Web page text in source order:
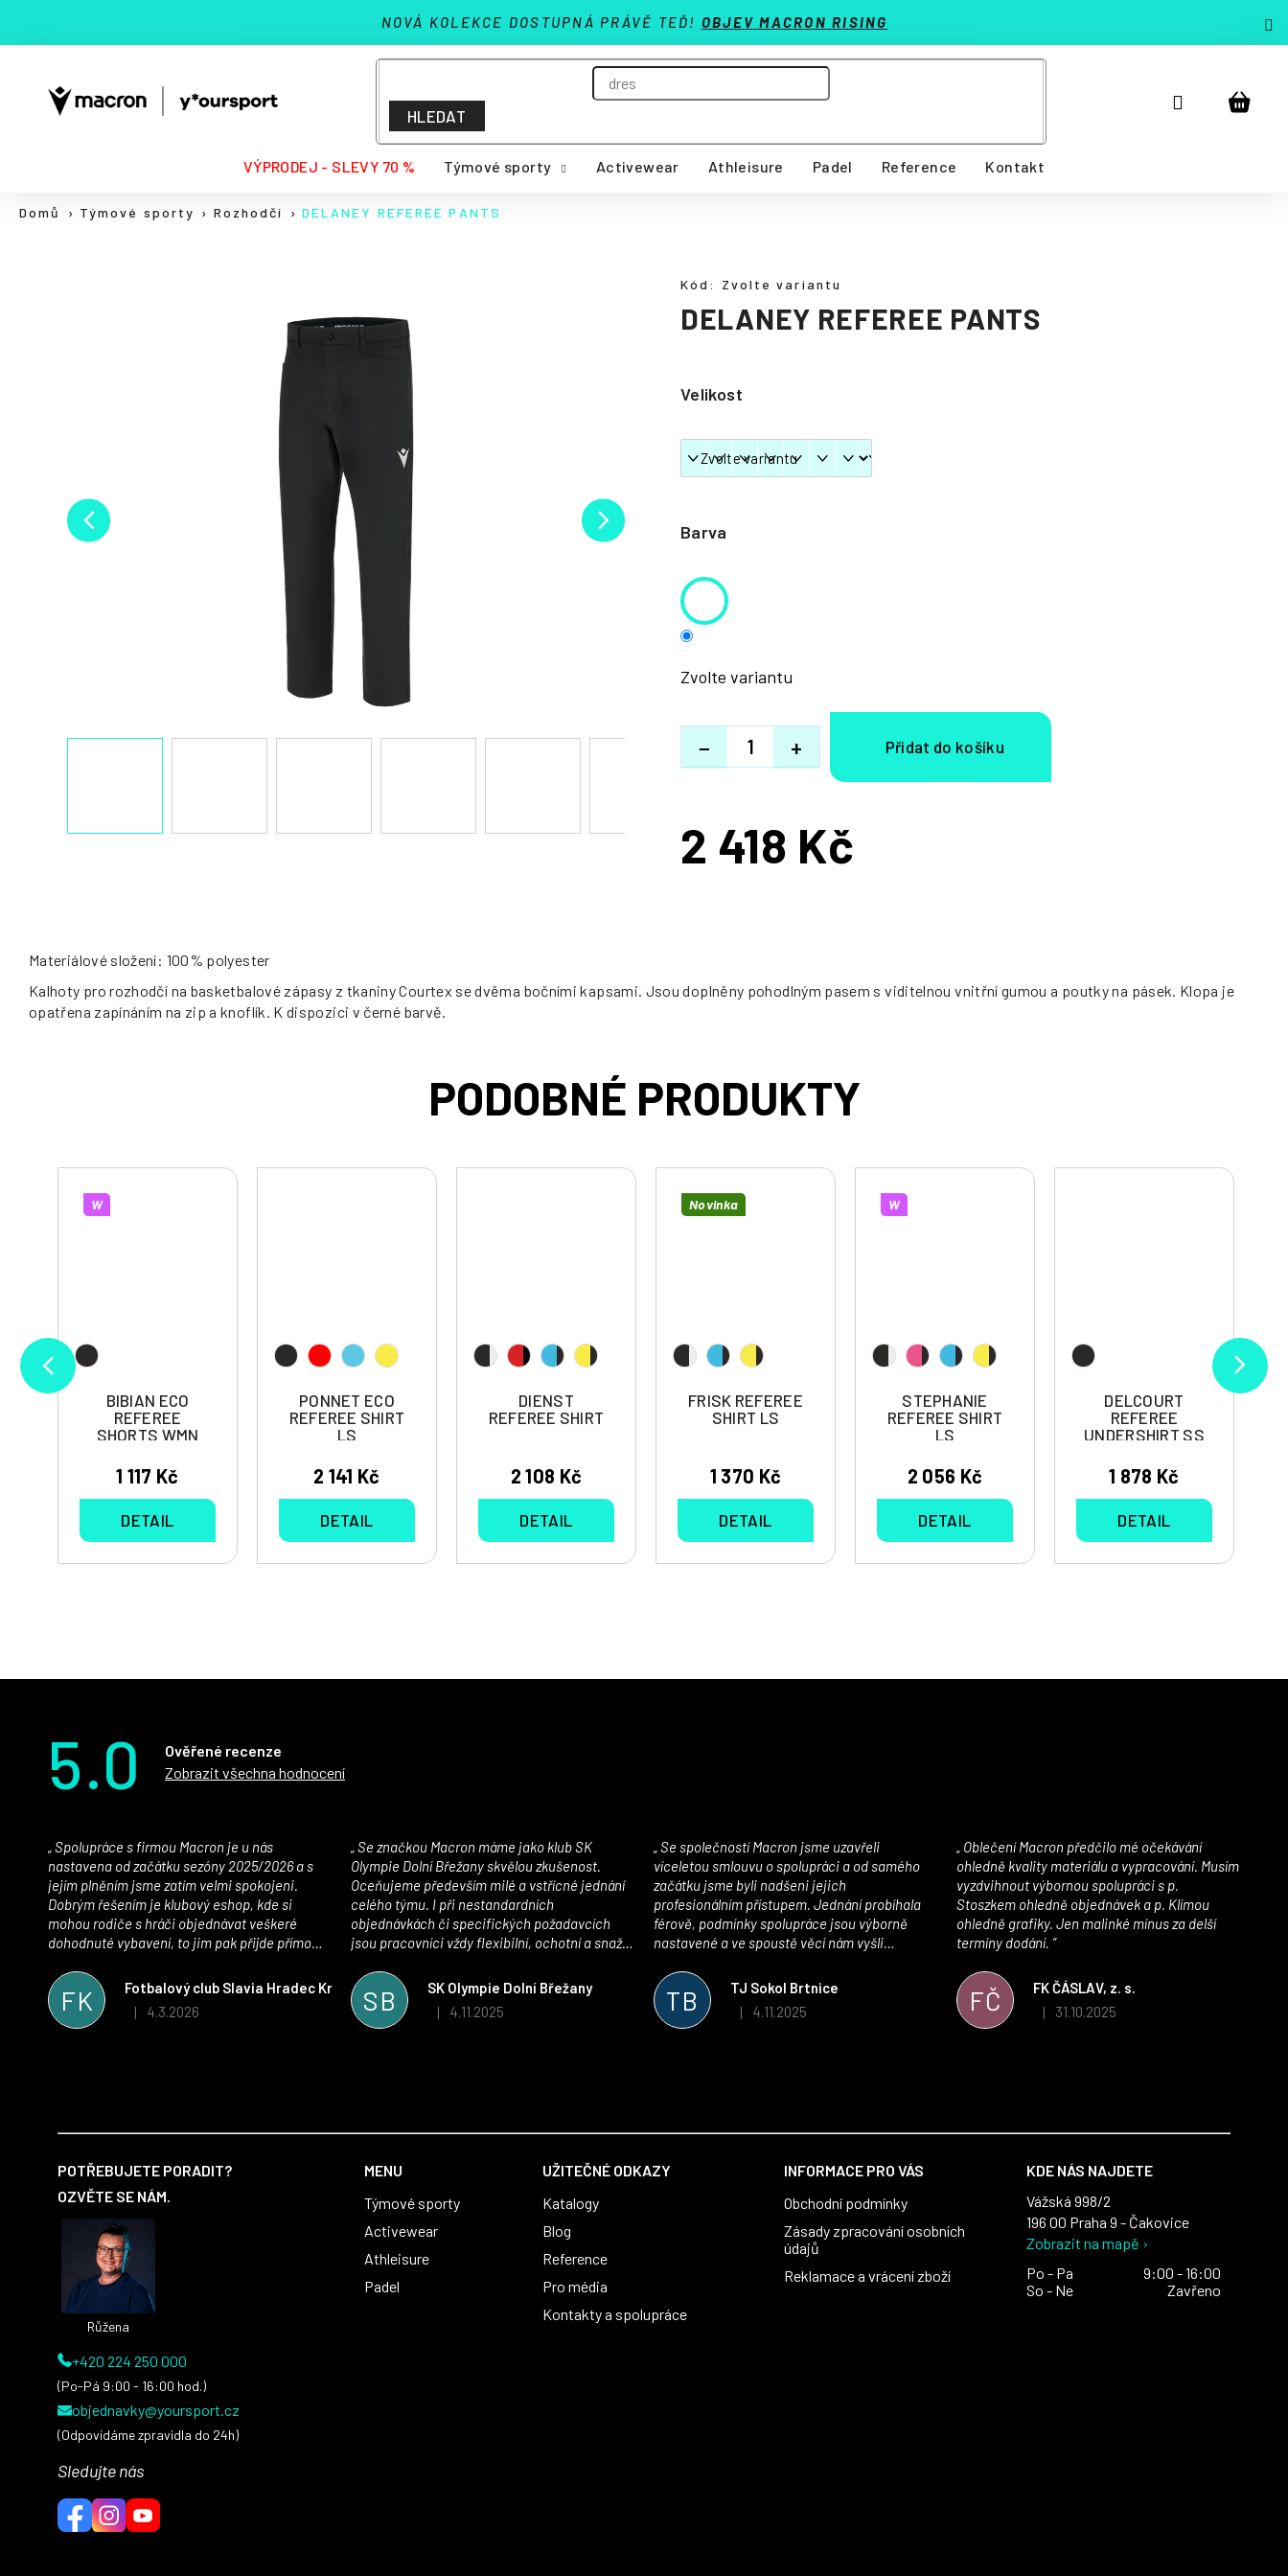
obsah
NOVÁ KOLEKCE DOSTUPNÁ PRÁVĚ TEĎ! OBJEV MACRON RISING
HLEDAT
Přihlášení
VÝPRODEJ - SLEVY 70 % Týmové sporty Activewear Athleisure Padel Reference Kontakt
Domů Týmové sporty Rozhodčí DELANEY REFEREE PANTS
DELANEY REFEREE PANTS
Barva
Velikost
Zvolte variantu
+
−
Kód: Zvolte variantu
2 418 Kč
Měrná
Materiálové složení: 100% polyester
Kalhoty pro rozhodčí na basketbalové zápasy z tkaniny Courtex se dvěma bočními kapsami. Jsou doplněny pohodlným pasem s viditelnou vnitřní gumou a poutky na pásek. Klopa je
opatřena zapínáním na zip a knoflík. K dispozici v černé barvě.
W
BIBIAN ECO
REFEREE
SHORTS WMN
1 117 Kč
DETAIL
PONNET ECO
REFEREE SHIRT
LS
2 141 Kč
DETAIL
DIENST
REFEREE SHIRT
2 108 Kč
DETAIL
Novinka
FRISK REFEREE
SHIRT LS
1 370 Kč
DETAIL
W
STEPHANIE
REFEREE SHIRT
LS
2 056 Kč
DETAIL
DELCOURT
REFEREE
UNDERSHIRT SS
1 878 Kč
DETAIL
Zpět
obchodu
Zpět
obchodu
5.0
Ověřené recenze
Zobrazit všechna hodnocení
FK
Fotbalový club Slavia Hradec Králové z.s.
Hodnocení obchodu je 5 z 5 hvězdiček.
| 4.3.2026
nastavena od začátku sezóny 2025/2026 a s
jejím plněním jsme zatím velmi spokojeni.
Dobrým řešením je klubový eshop, kde si
mohou rodiče s hráči objednávat veškeré
dohodnuté vybavení, to jim pak přijde přímo
oblečením jsme spokojeni, stejně tak s
komunikací a snahou řešit všechny záležitosti
velmi rychle a ke spokojenosti obou stran.
SB
SK Olympie Dolní Břežany
Hodnocení obchodu je 5 z 5 hvězdiček.
| 4.11.2025
Olympie Dolní Břežany skvělou zkušenost.
Oceňujeme především milé a vstřícné jednání
celého týmu. I při nestandardních
objednávkách či specifických požadavcích
jsou pracovníci vždy flexibilní, ochotní a snaží
vynikající a plně odpovídá potřebám
sportovního klubu!
TB
TJ Sokol Brtnice
Hodnocení obchodu je 5 z 5 hvězdiček.
| 4.11.2025
víceletou smlouvu o spolupráci a od samého
začátku jsme byli nadšeni jejich
profesionálním přístupem. Jednání probíhala
férově, podmínky spolupráce jsou výborně
nastavené a ve spoustě věcí nám vyšli
velmi kvalitní a příjemné na nošení. Velmi
oceňujeme také vytvoření klubového e-shopu,
který je perfektně zpracovaný a výrazně nám
FČ
FK ČÁSLAV, z. s.
Hodnocení obchodu je 5 z 5 hvězdiček.
| 31.10.2025
ohledně kvality materiálu a vypracování. Musím
vyzdvihnout výbornou spolupráci s p.
Stoszkem ohledně objednávek a p. Klímou
ohledně grafiky. Jen malinké mínus za delší
termíny dodání.
POTŘEBUJETE PORADIT?
OZVĚTE SE NÁM.
Růžena
+420 224 250 000
(Po-Pá 9:00 - 16:00 hod.)
objednavky@yoursport.cz
(Odpovídáme zpravidla do 24h)
Sledujte nás
MENU
Týmové sporty
Activewear
Athleisure
Padel
UŽITEČNÉ ODKAZY
Katalogy
Blog
Reference
Pro média
Kontakty a spolupráce
INFORMACE PRO VÁS
Obchodní podmínky
Zásady zpracování osobních
údajů
Reklamace a vrácení zboží
KDE NÁS NAJDETE
Vážská 998/2
196 00 Praha 9 - Čakovice
Zobrazit na mapě ›
Po - Pa
9:00 - 16:00
So - Ne
Zavřeno